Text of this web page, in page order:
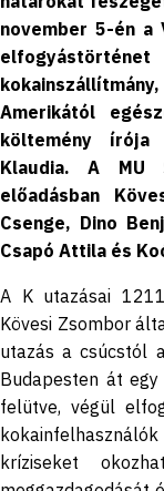
november 5-én a
Amerikától
költemény írója
Klaudia. A MU
előadásban
Csenge, Dino
Csapó Attila és
A K utazásai
Kövesi Zsombor
utazás a csúcstól
Budapesten át
felütve, végül
kríziseket